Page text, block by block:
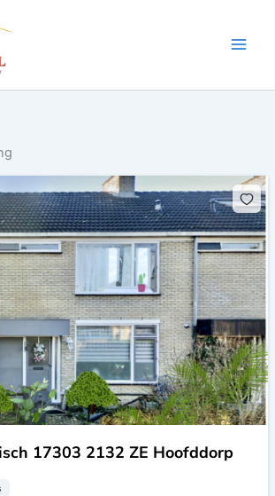
17303 2132 ZE Hoofddorp